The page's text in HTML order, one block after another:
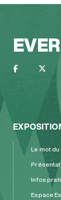
Le mot
Infos
Espace